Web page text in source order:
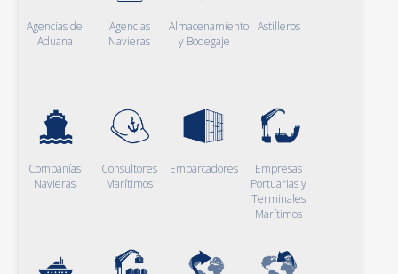
Agencias de
Aduana
Agencias
Navieras
Almacenamiento
y Bodegaje
Astilleros
Compañías
Navieras
Consultores
Marítimos
Embarcadores
Empresas
Portuarias y
Terminales
Marítimos